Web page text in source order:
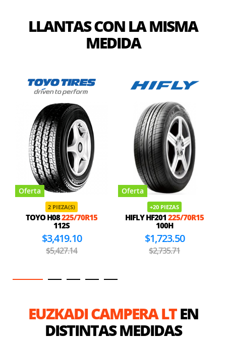
LLANTAS CON LA MISMA
MEDIDA
Oferta
2 PIEZA(S)
TOYO H08225/70R15
112S
$3,419.10
$5,427.14
Oferta
+20 PIEZAS
HIFLY HF201 225/70R15
100H
$1,723.50
$2,735.71
EUZKADI CAMPERA LTEN
DISTINTAS MEDIDAS